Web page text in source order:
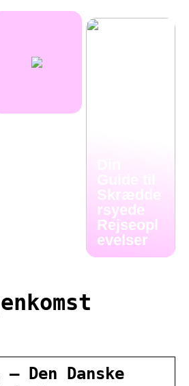
Guide til
Skrædde
rsyede
Rejseopl
evelser
Den Danske